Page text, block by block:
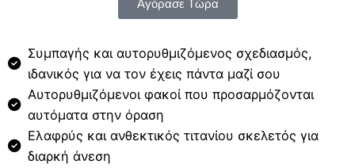
Αγόρασε Τώρα
Συμπαγής και αυτορυθμιζόμενος σχεδιασμός,
ιδανικός για να τον έχεις πάντα μαζί σου
Αυτορυθμιζόμενοι φακοί που προσαρμόζονται
αυτόματα στην όραση
Ελαφρύς και ανθεκτικός τιτανίου σκελετός για
διαρκή άνεση